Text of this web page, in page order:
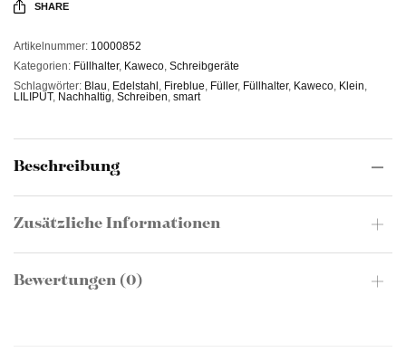
SHARE
Artikelnummer: 10000852
Kategorien: Füllhalter, Kaweco, Schreibgeräte
Schlagwörter: Blau, Edelstahl , Fireblue, Füller, Füllhalter, Kaweco, Klein,
LILIPUT, Nachhaltig, Schreiben, smart
Beschreibung
Zusätzliche Informationen
Bewertungen (0)